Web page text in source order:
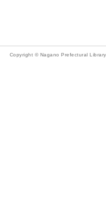
Copyright © Nagano Prefectural Library